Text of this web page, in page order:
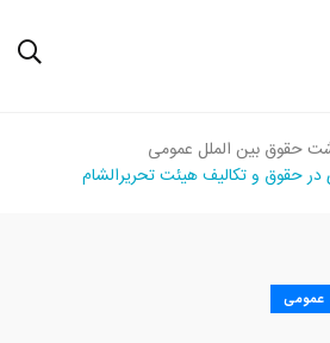
حقوق بین الملل عمومی
حقوق و تکالیف هیئت تحریرالشام
عمومی